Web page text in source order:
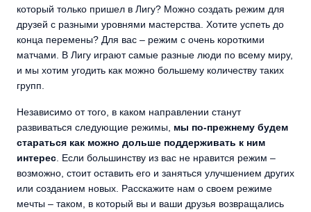
который только пришел в Лигу? Можно создать режим для
друзей с разными уровнями мастерства. Хотите успеть до
конца перемены? Для вас – режим с очень короткими
матчами. В Лигу играют самые разные люди по всему миру,
и мы хотим угодить как можно большему количеству таких
групп.
Независимо от того, в каком направлении станут
развиваться следующие режимы, мы по-прежнему будем
стараться как можно дольше поддерживать к ним
интерес . Если большинству из вас не нравится режим –
возможно, стоит оставить его и заняться улучшением других
или созданием новых. Расскажите нам о своем режиме
мечты – таком, в который вы и ваши друзья возвращались